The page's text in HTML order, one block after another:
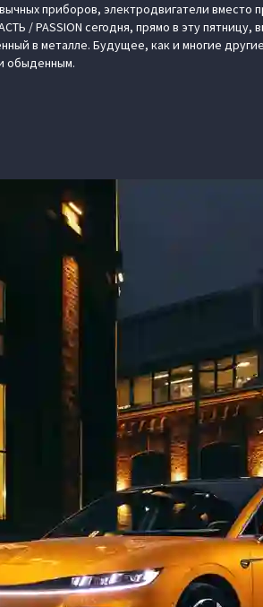
приборов, электродвигатели вместо
/ PASSION сегодня, прямо в эту
в металле. Будущее, как и многие
обыденным.